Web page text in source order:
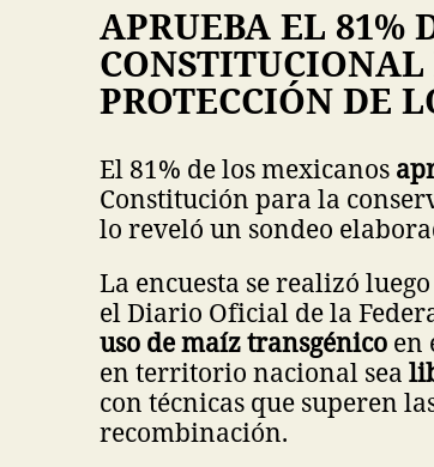
APRUEBA EL 81%
PROTECCIÓN DE
El 81% de los mexicanos
Constitución para la
lo reveló un sondeo
La encuesta se realizó
el Diario Oficial de la
uso de maíz transgénico en
en territorio nacional sea
con técnicas que superen
recombinación.